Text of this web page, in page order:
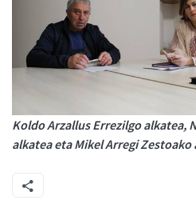
Koldo Arzallus Errezilgo alkatea,
alkatea eta Mikel Arregi